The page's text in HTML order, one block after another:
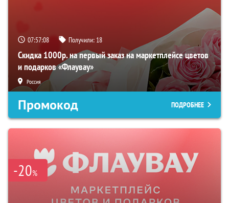
07:57:06 Получили: 18
Скидка 1000р. на первый заказ на маркетплейсе цветов
и подарков «Флаувау»
Россия
Промокод ПОДРОБНЕЕ
-20%